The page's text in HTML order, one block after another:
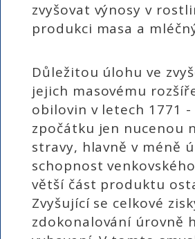
zvyšovat výnosy v
produkci masa a
Důležitou úlohu ve
jejich masovému
obilovin v letech 1771
zpočátku jen nucenou
stravy, hlavně v méně
schopnost
větší část produktu
Zvyšující se celkové
zdokonalování úrovně